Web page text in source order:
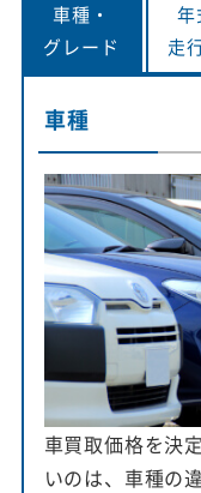
車種・
グレード
年
走
車種
車買取価格を決
いのは、車種の